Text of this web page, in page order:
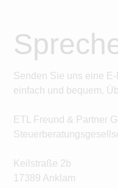
Senden Sie uns eine
einfach und bequem.
ETL Freund & Partner
Keilstraße 2b
17389 Anklam